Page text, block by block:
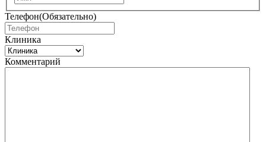
м
Телефон(Обязательно)
Клиника
Комментарий